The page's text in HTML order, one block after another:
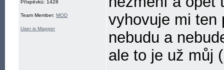
Příspěvků: 1428
Team Member: MOD
User is Mapper
vyhovuje mi ten
nebudu a
ale to je už můj